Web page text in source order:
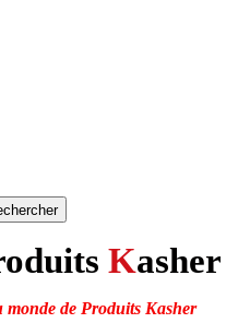
Kasher
de Produits Kasher